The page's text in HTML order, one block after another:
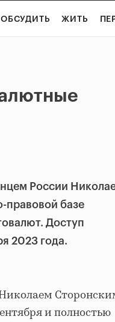
ОБСУДИТЬ ЖИТЬ
России
правовой базе
Доступ
2023 года.
и полностью